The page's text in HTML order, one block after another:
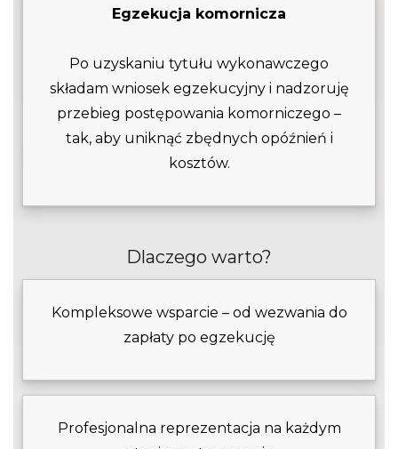
Egzekucja komornicza
Po uzyskaniu tytułu wykonawczego
składam wniosek egzekucyjny i nadzoruję
przebieg postępowania komorniczego –
tak, aby uniknąć zbędnych opóźnień i
kosztów.
Dlaczego warto?
Kompleksowe wsparcie – od wezwania do
zapłaty po egzekucję
Profesjonalna reprezentacja na każdym